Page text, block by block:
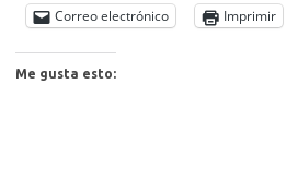
Correo electrónico
Imprimir
Me gusta esto: